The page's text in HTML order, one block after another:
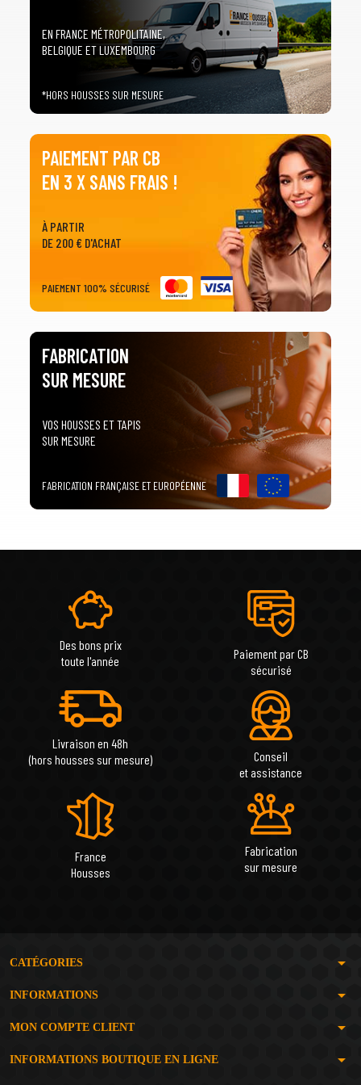
EN FRANCE MÉTROPOLITAINE,
BELGIQUE ET LUXEMBOURG
*HORS HOUSSES SUR MESURE
PAIEMENT PAR CB
EN 3 X SANS FRAIS !
À PARTIR
DE 200 € D'ACHAT
PAIEMENT 100% SÉCURISÉ
FABRICATION
SUR MESURE
VOS HOUSSES ET TAPIS
SUR MESURE
FABRICATION FRANÇAISE ET EUROPÉENNE
Des bons prix
toute l'année
Paiement par CB
sécurisé
Livraison en 48h
(hors housses sur mesure)
Conseil
et assistance
France
Housses
Fabrication
sur mesure
CATÉGORIES arrow_drop_down
INFORMATIONS arrow_drop_down
MON COMPTE CLIENT arrow_drop_down
INFORMATIONS BOUTIQUE EN LIGNE arrow_drop_down